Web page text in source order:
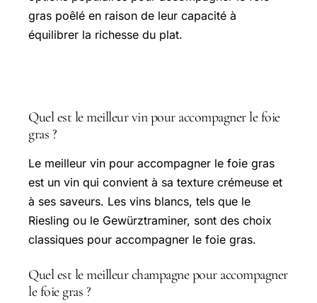
gras poêlé en raison de leur capacité à
équilibrer la richesse du plat.
Quel est le meilleur vin pour accompagner le foie
gras ?
Le meilleur vin pour accompagner le foie gras
est un vin qui convient à sa texture crémeuse et
à ses saveurs. Les vins blancs, tels que le
Riesling ou le Gewürztraminer, sont des choix
classiques pour accompagner le foie gras.
Quel est le meilleur champagne pour accompagner
le foie gras ?